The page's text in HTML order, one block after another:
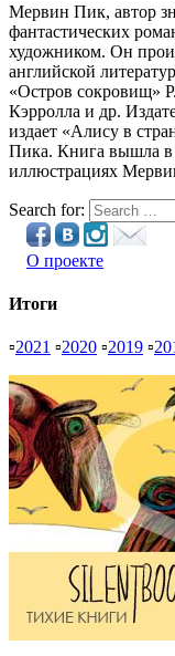
Мервин Пик, автор
фантастических
художником. Он
английской
«Остров сокровищ»
Кэрролла и др.
издает «Алису в
Пика. Книга вышла в
иллюстрациях
Search for:
О проекте
Итоги
▫2021 ▫2020 ▫2019 ▫